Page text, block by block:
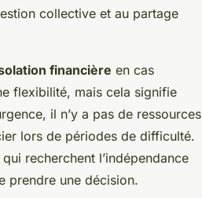
collective et au partage
financière en cas
flexibilité, mais cela signifie
il n’y a pas de ressources
lors de périodes de difficulté.
recherchent l’indépendance
prendre une décision.